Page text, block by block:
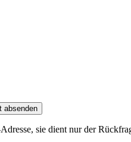
absenden
sie dient nur der